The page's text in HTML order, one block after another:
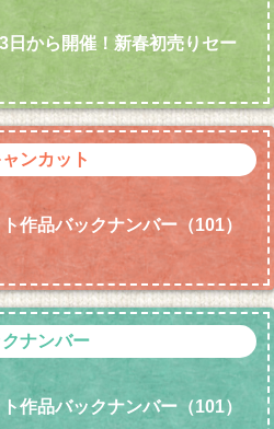
日から開催！新春初売りセー
ンカット
作品バックナンバー（101）
ナンバー
作品バックナンバー（101）